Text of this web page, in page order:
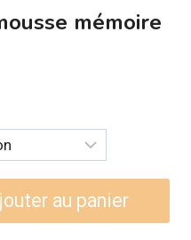
mémoire
au panier